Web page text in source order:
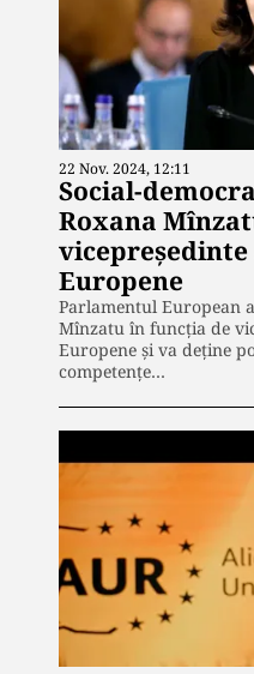
22 Nov. 2024, 12:11
Social-
Roxana
vicepreședinte
Europene
Parlamentul European
Mînzatu în funcția de
Europene și va deține
competenţe…